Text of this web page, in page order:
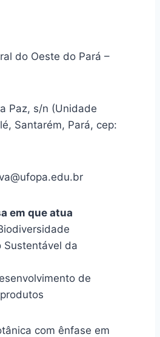
do Oeste do Pará –
Paz, s/n (Unidade
Santarém, Pará, cep:
em que atua
Sustentável da
de
com ênfase em